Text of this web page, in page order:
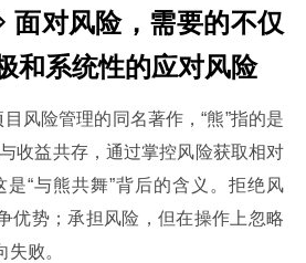
对风险，需要的不仅
和系统性的应对风险
风险管理的同名著作，“熊”指的是
收益共存，通过掌控风险获取相对
是“与熊共舞”背后的含义。拒绝风
优势；承担风险，但在操作上忽略
败。